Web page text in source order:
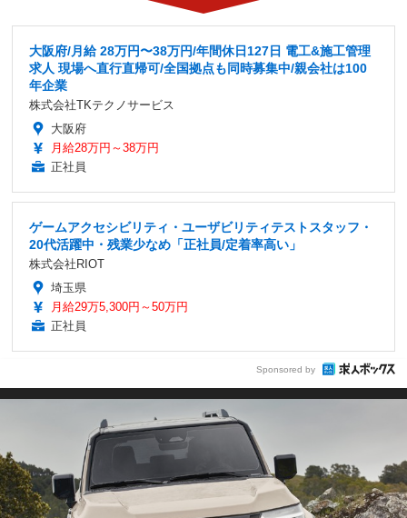
大阪府/月給 28万円〜38万円/年間休日127日 電工&施工管理
求人 現場へ直行直帰可/全国拠点も同時募集中/親会社は100
年企業
株式会社TKテクノサービス
大阪府
月給28万円～38万円
正社員
ゲームアクセシビリティ・ユーザビリティテストスタッフ・
20代活躍中・残業少なめ「正社員/定着率高い」
株式会社RIOT
埼玉県
月給29万5,300円～50万円
正社員
Sponsored by